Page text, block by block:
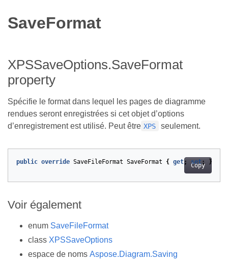
SaveFormat
XPSSaveOptions.SaveFormat
property
Spécifie le format dans lequel les pages de diagramme
rendues seront enregistrées si cet objet d’options
d’enregistrement est utilisé. Peut être XPS seulement.
Copy
public override SaveFileFormat SaveFormat { get; set ; }
Voir également
enum SaveFileFormat
class XPSSaveOptions
espace de noms Aspose.Diagram.Saving